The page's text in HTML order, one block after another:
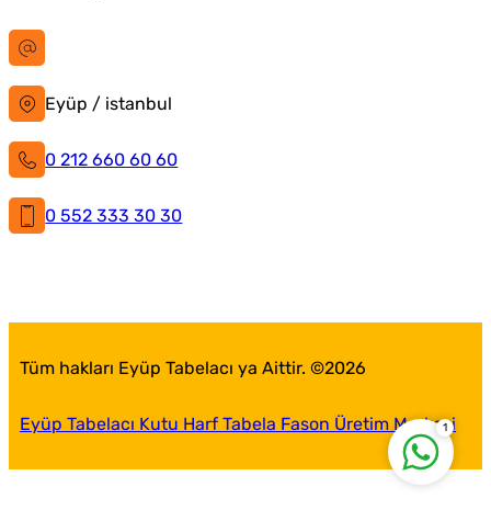
Eyüp / istanbul
0 212 660 60 60
0 552 333 30 30
Tüm hakları Eyüp Tabelacı ya Aittir. ©2026
Eyüp Tabelacı Kutu Harf Tabela Fason Üretim Merkezi
İstanbul Tabela
1